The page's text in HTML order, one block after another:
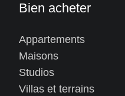
Bien acheter
Appartements
Maisons
Studios
Villas et terrains